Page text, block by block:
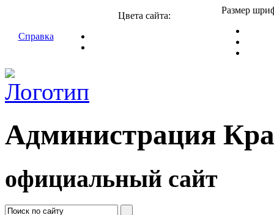
Справка
Цвета сайта:
Размер
Администрация
официальный сайт